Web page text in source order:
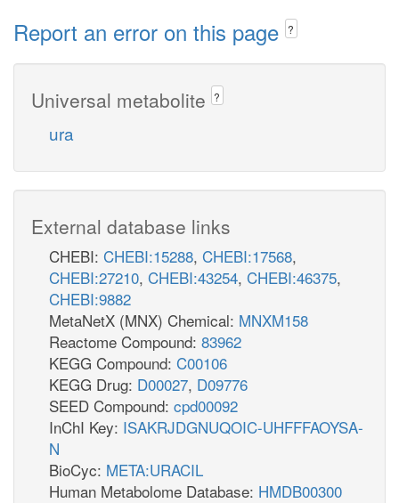
Report an error on this page ?
Universal metabolite ?
ura
External database links
CHEBI: CHEBI:15288, CHEBI:17568,
CHEBI:27210, CHEBI:43254, CHEBI:46375,
CHEBI:9882
MetaNetX (MNX) Chemical: MNXM158
Reactome Compound: 83962
KEGG Compound: C00106
KEGG Drug: D00027, D09776
SEED Compound: cpd00092
InChI Key: ISAKRJDGNUQOIC-UHFFFAOYSA-
N
BioCyc: META:URACIL
Human Metabolome Database: HMDB00300